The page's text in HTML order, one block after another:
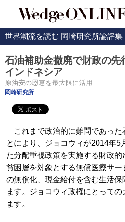
世界潮流を読む 岡崎研究所論評集
石油補助金撤廃で財政の先
インドネシア
原油安の恩恵を最大限に活用
岡崎研究所
これまで政治的に難問であった
とにより、ジョコウィが2014年5
た分配重視政策を実施する財政的
貧困層を対象とする無償医療サ
の無償化、現金給付を含む生活
ます。ジョコウィ政権にとっての
ます。